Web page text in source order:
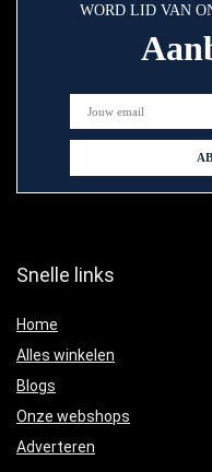
WORD LID VAN
Snelle links
Home
Alles winkelen
Blogs
Onze webshops
Adverteren